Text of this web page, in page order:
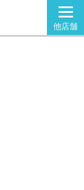
他店舗